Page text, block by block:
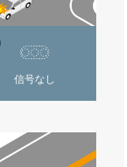
信号なし